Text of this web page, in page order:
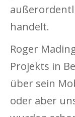
handelt.
Roger
Projekts in
über sein
oder aber